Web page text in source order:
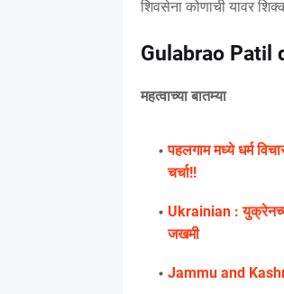
शिवसेना कोणाची यावर
Gulabrao Patil
महत्वाच्या बातम्या
पहलगाम मध्ये धर्म
चर्चा!!
Ukrainian : युक्रेनच्या
जखमी
Jammu and